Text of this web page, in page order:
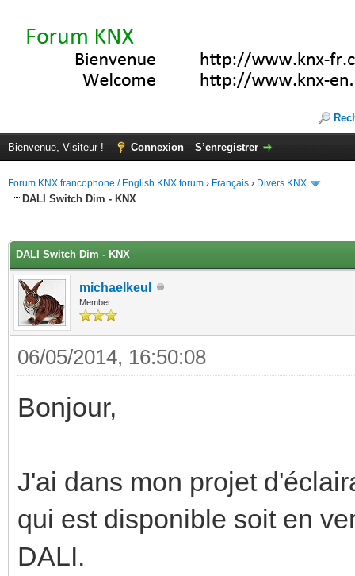
Bienvenue, Visiteur ! Connexion S’enregistrer
Forum KNX francophone / English KNX forum › Français › Divers KNX
DALI Switch Dim - KNX
DALI Switch Dim - KNX
michaelkeul
Member
06/05/2014, 16:50:08
Bonjour,
J'ai dans mon projet
qui est disponible soit en
DALI.